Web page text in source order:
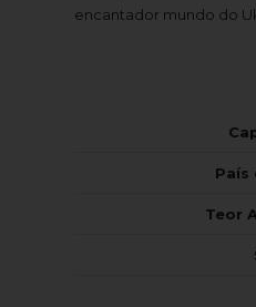
encantador mundo do
País
Teor